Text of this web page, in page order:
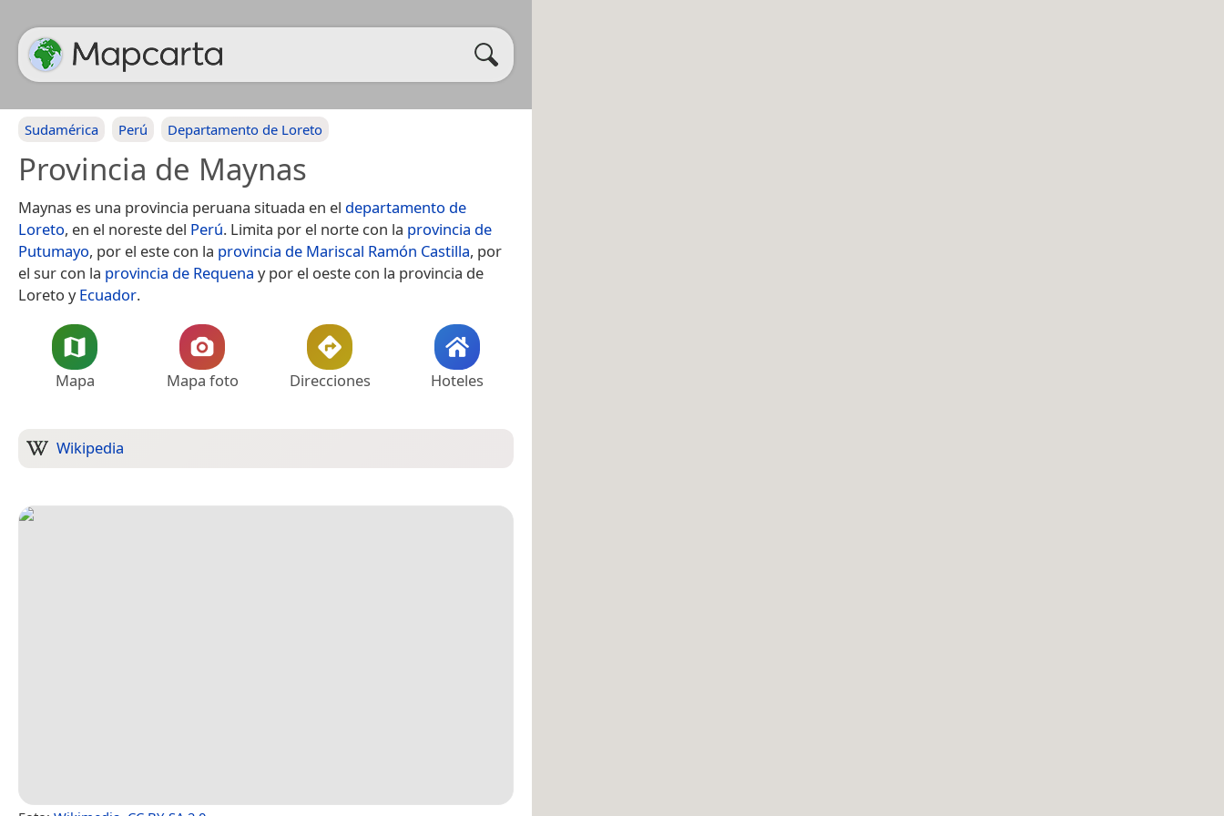
Sudamérica Perú Departamento de Loreto
Provincia de Maynas
Maynas es una provincia peruana situada en el departamento de
Loreto, en el noreste del Perú. Limita por el norte con la provincia de
Putumayo, por el este con la provincia de Mariscal Ramón Castilla, por
el sur con la provincia de Requena y por el oeste con la provincia de
Loreto yEcuador.
Mapa Mapa foto Direcciones Hoteles
Wikipedia